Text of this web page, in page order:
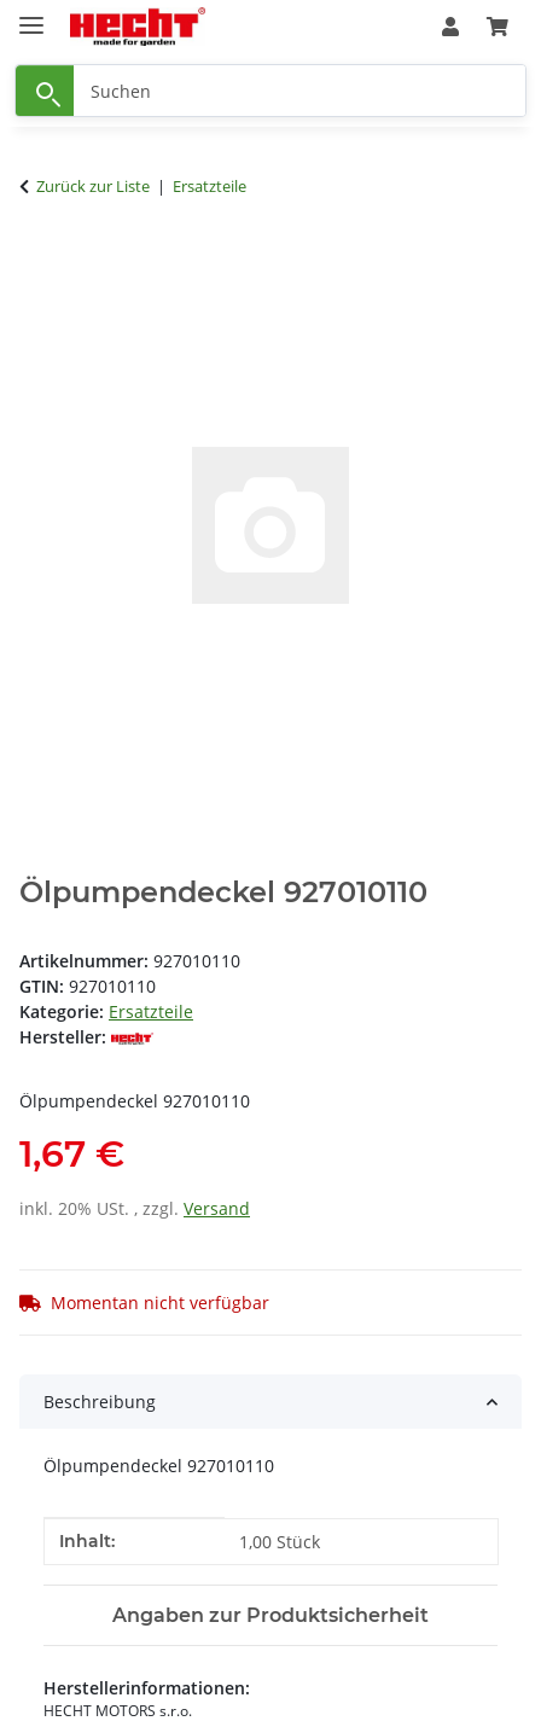
Zurück zur Liste Ersatzteile
Ölpumpendeckel 927010110
Artikelnummer: 927010110
GTIN: 927010110
Kategorie: Ersatzteile
Hersteller:
Ölpumpendeckel 927010110
1,67 €
inkl. 20% USt. , zzgl. Versand
Momentan nicht verfügbar
Beschreibung
Ölpumpendeckel 927010110
Produkteigenschaft
Wert
Inhalt: 1,00 Stück
Angaben zur Produktsicherheit
Herstellerinformationen:
HECHT MOTORS s.r.o.